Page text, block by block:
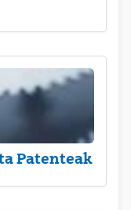
Patenteak